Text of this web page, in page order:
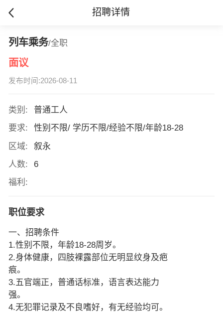
招聘详情
列车乘务/全职
面议
发布时间:2026-08-11
类别:
普通工人
要求:
性别不限/ 学历不限/经验不限/年龄18-28
区域:
叙永
人数:
6
福利:
职位要求
一、招聘条件
1.性别不限，年龄18-28周岁。
2.身体健康，四肢裸露部位无明显纹身及疤
痕。
3.五官端正，普通话标准，语言表达能力
强。
4.无犯罪记录及不良嗜好，有无经验均可。